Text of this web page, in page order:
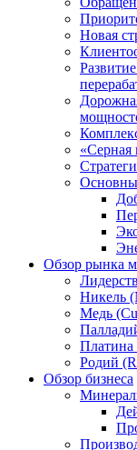
Новая
«Серная
Обзор рынка
Никель
Медь
Платина
Родий
Обзор бизнеса